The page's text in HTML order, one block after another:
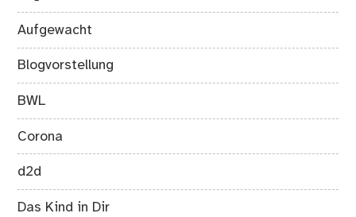
Aufgewacht
Blogvorstellung
BWL
Corona
d2d
Das Kind in Dir